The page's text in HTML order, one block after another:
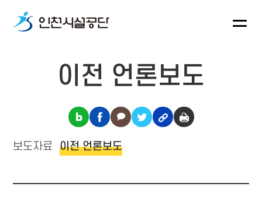
이전 언론보도
보도자료 이전 언론보도